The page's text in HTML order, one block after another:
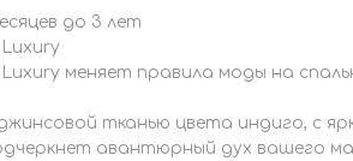
до 3 лет
меняет правила моды на
тканью цвета индиго, с
авантюрный дух вашего